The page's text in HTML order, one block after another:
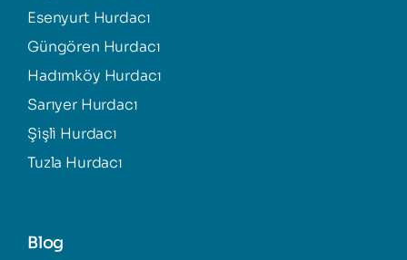
Esenyurt Hurdacı
Güngören Hurdacı
Hadımköy Hurdacı
Sarıyer Hurdacı
Şişli Hurdacı
Tuzla Hurdacı
Blog